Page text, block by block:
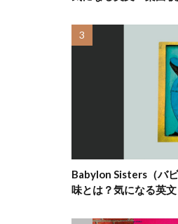
Babylon Sisters（バ
味とは？気になる英